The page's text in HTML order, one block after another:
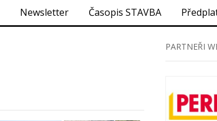
Newsletter Časopis STAVBA
PARTNEŘI